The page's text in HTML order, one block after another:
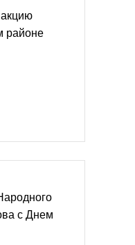
районе
с Днем